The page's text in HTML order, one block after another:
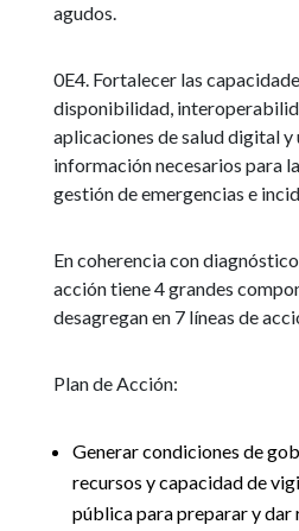
agudos.
0E4. Fortalecer las
disponibilidad,
aplicaciones de salud digital y
información necesarios para
gestión de emergencias e
En coherencia con
acción tiene 4 grandes
desagregan en 7 líneas de
Plan de Acción:
Generar condiciones de
recursos y capacidad de
pública para preparar y dar